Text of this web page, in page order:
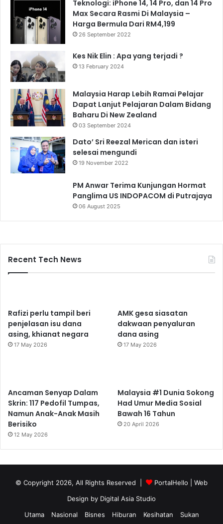
Teknologi: iPhone 14, 14 Pro, dan 14 Pro
Max Secara Rasmi Di Malaysia –
Harga Bermula Dari RM4,199
26 September 2022
Kes Nik Elin : Apa yang terjadi ?
13 February 2024
Malaysia Harap Lebih Ramai Pelajar
Dapat Lanjut Pelajaran Dalam Bidang
Baharu Di New Zealand
03 September 2024
Dato’ Sri Reezal Merican dan isteri
selesai mengundi
19 November 2022
PM Anwar Terima Kunjungan Hormat
Panglima US INDOPACOM di Putrajaya
06 August 2025
Recent Tech News
Rafizi perlu tampil beri
penjelasan isu dana
asing, khianat negara
17 May 2026
AMK gesa siasatan
dakwaan penyaluran
dana asing
17 May 2026
Ancaman Senyap Dalam
Skrin: 117 Pedofil Tumpas,
Namun Anak-Anak Masih
Berisiko
12 May 2026
Malaysia #1 Dunia Sokong
Had Umur Media Sosial
Bawah 16 Tahun
20 April 2026
© Copyright 2026, All Rights Reserved | PortalHello | Web
Design by Digital Asia Studio
Utama
Nasional Bisnes Hiburan Kesihatan Sukan